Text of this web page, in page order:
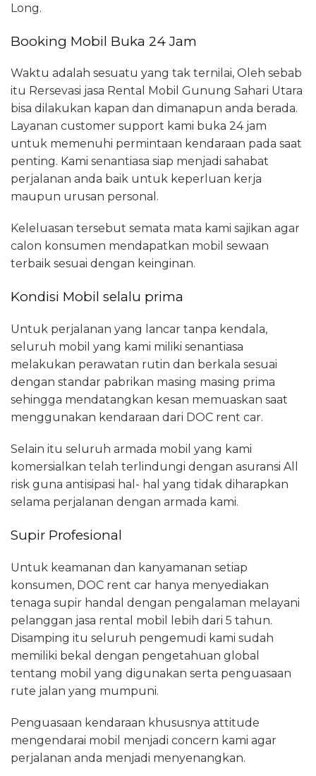
Long.
Booking Mobil Buka 24 Jam
Waktu adalah sesuatu yang tak ternilai, Oleh sebab
itu Rersevasi jasa Rental Mobil Gunung Sahari Utara
bisa dilakukan kapan dan dimanapun anda berada.
Layanan customer support kami buka 24 jam
untuk memenuhi permintaan kendaraan pada saat
penting. Kami senantiasa siap menjadi sahabat
perjalanan anda baik untuk keperluan kerja
maupun urusan personal.
Keleluasan tersebut semata mata kami sajikan agar
calon konsumen mendapatkan mobil sewaan
terbaik sesuai dengan keinginan.
Kondisi Mobil selalu prima
Untuk perjalanan yang lancar tanpa kendala,
seluruh mobil yang kami miliki senantiasa
melakukan perawatan rutin dan berkala sesuai
dengan standar pabrikan masing masing prima
sehingga mendatangkan kesan memuaskan saat
menggunakan kendaraan dari DOC rent car.
Selain itu seluruh armada mobil yang kami
komersialkan telah terlindungi dengan asuransi All
risk guna antisipasi hal- hal yang tidak diharapkan
selama perjalanan dengan armada kami.
Supir Profesional
Untuk keamanan dan kanyamanan setiap
konsumen, DOC rent car hanya menyediakan
tenaga supir handal dengan pengalaman melayani
pelanggan jasa rental mobil lebih dari 5 tahun.
Disamping itu seluruh pengemudi kami sudah
memiliki bekal dengan pengetahuan global
tentang mobil yang digunakan serta penguasaan
rute jalan yang mumpuni.
Penguasaan kendaraan khususnya attitude
mengendarai mobil menjadi concern kami agar
perjalanan anda menjadi menyenangkan.